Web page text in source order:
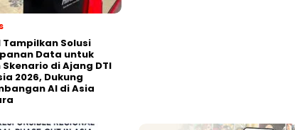
Tampilkan Solusi
Data untuk
Skenario di Ajang DTI
2026, Dukung
AI di Asia